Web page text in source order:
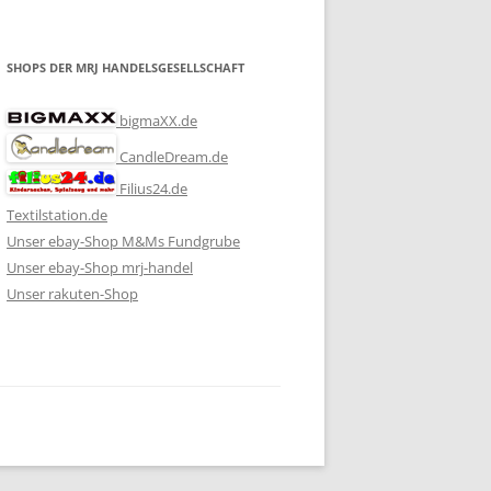
SHOPS DER MRJ HANDELSGESELLSCHAFT
bigmaXX.de
CandleDream.de
Filius24.de
Textilstation.de
Unser ebay-Shop M&Ms Fundgrube
Unser ebay-Shop mrj-handel
Unser rakuten-Shop